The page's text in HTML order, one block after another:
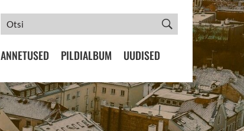
ANNETUSED PILDIALBUM UUDISED